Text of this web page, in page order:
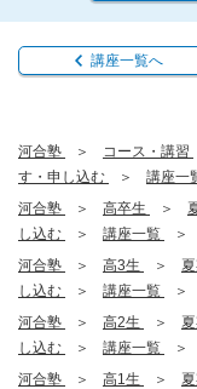
講座一覧へ
河合塾 コース・講習
す・申し込む
講座一
河合塾
高卒生
し込む
講座一覧
河合塾
高3生
し込む
講座一覧
河合塾
高2生
し込む
講座一覧
河合塾
高1生